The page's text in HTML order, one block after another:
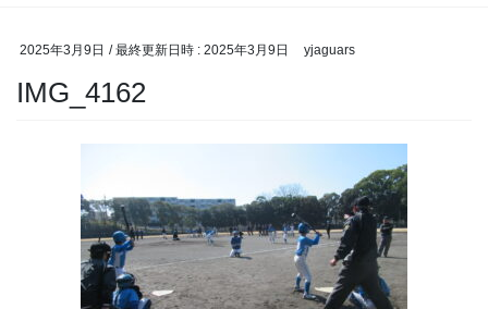
2025年3月9日 / 最終更新日時 : 2025年3月9日 yjaguars
IMG_4162